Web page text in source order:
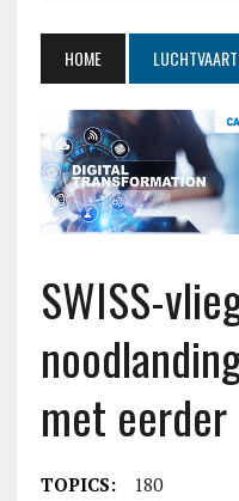
HOME
SWISS-
met
TOPICS: 180